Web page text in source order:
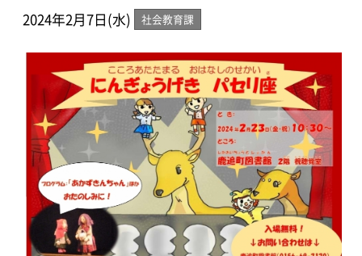
2024年2月7日(水) 社会教育課